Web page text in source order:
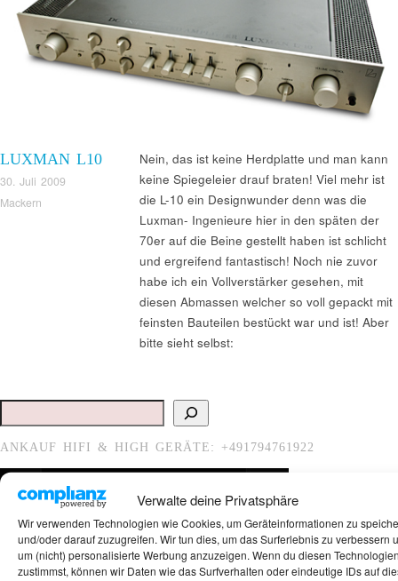
Verwalte deine Privatsphäre
Wir verwenden Technologien wie Cookies, um Geräteinformationen zu
und/oder darauf zuzugreifen. Wir tun dies, um das Surferlebnis zu verbessern
um (nicht) personalisierte Werbung anzuzeigen. Wenn du diesen
zustimmst, können wir Daten wie das Surfverhalten oder eindeutige IDs auf
LUXMAN L10
30. Juli 2009
Mackern
Nein, das ist keine Herdplatte und man kann
keine Spiegeleier drauf braten! Viel mehr ist
die L-10 ein Designwunder denn was die
Luxman- Ingenieure hier in den späten der
70er auf die Beine gestellt haben ist schlicht
und ergreifend fantastisch! Noch nie zuvor
habe ich ein Vollverstärker gesehen, mit
diesen Abmassen welcher so voll gepackt mit
feinsten Bauteilen bestückt war und ist! Aber
bitte sieht selbst:
Suchen
ANKAUF HIFI & HIGH GERÄTE: +491794761922